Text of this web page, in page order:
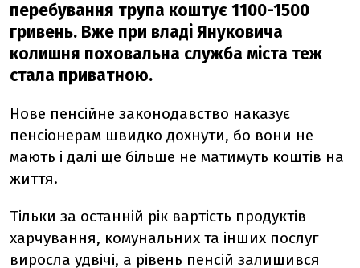
перебування трупа коштує 1100-1500
гривень. Вже при владі Януковича
колишня поховальна служба міста теж
стала приватною.
Нове пенсійне законодавство наказує
пенсіонерам швидко дохнути, бо вони не
мають і далі ще більше не матимуть коштів на
життя.
Тільки за останній рік вартість продуктів
харчування, комунальних та інших послуг
виросла удвічі, а рівень пенсій залишився